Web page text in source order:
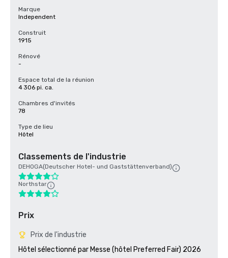
Marque
Independent
Construit
1915
Rénové
-
Espace total de la réunion
4 306 pi. ca.
Chambres d'invités
78
Type de lieu
Hôtel
Classements de l'industrie
DEHOGA(Deutscher Hotel- und Gaststättenverband)
Northstar
Prix
Prix de l'industrie
Hôtel sélectionné par Messe (hôtel Preferred Fair) 2026